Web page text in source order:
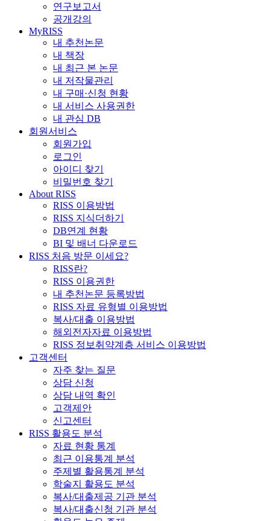
연구보고서
공개강의
MyRISS
내 추천논문
내 책장
내 최근 본 논문
내 저작물관리
내 구매·신청 현황
내 서비스 사용권한
내 관심 DB
회원서비스
회원가입
로그인
아이디 찾기
비밀번호 찾기
About RISS
RISS 이용방법
RISS 지식더하기
DB연계 현황
BI 및 배너 다운로드
RISS 처음 방문 이세요?
RISS란?
RISS 이용권한
내 추천논문 등록방법
RISS 자료 유형별 이용방법
복사/대출 이용방법
해외전자자료 이용방법
RISS 정보취약계층 서비스 이용방법
고객센터
자주 찾는 질문
상담 신청
상담 내역 확인
고객제안
신고센터
RISS 활용도 분석
자료 현황 통계
최근 이용통계 분석
주제별 활용통계 분석
학술지 활용도 분석
복사/대출제공 기관 분석
복사/대출신청 기관 분석